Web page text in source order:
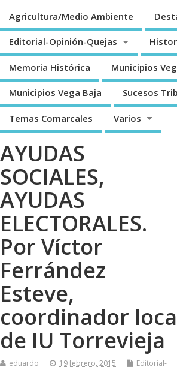
Agricultura/Medio Ambiente
Editorial-Opinión-Quejas
Memoria Histórica Municipios
Municipios Vega Baja Sucesos
Temas Comarcales Varios
AYUDAS
SOCIALES,
AYUDAS
ELECTORALES.
Por Víctor
Ferrández
Esteve,
coordinador
de IU Torrevieja
eduardo 19 febrero, 2015
Editorial-